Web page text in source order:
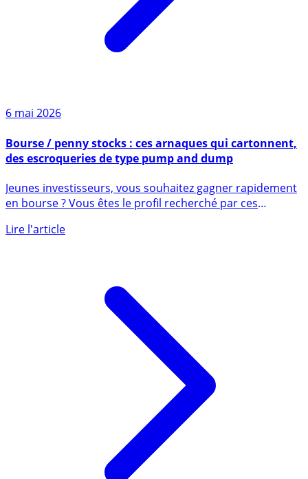
6 mai 2026
des escroqueries de type pump and dump
en bourse ? Vous êtes le profil recherché par ces